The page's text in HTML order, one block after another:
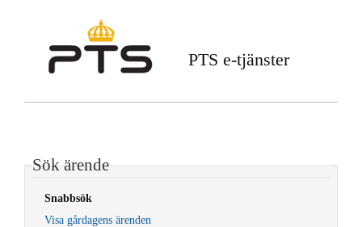
PTS e-tjänster
Sök ärende
Snabbsök
Visa gårdagens ärenden